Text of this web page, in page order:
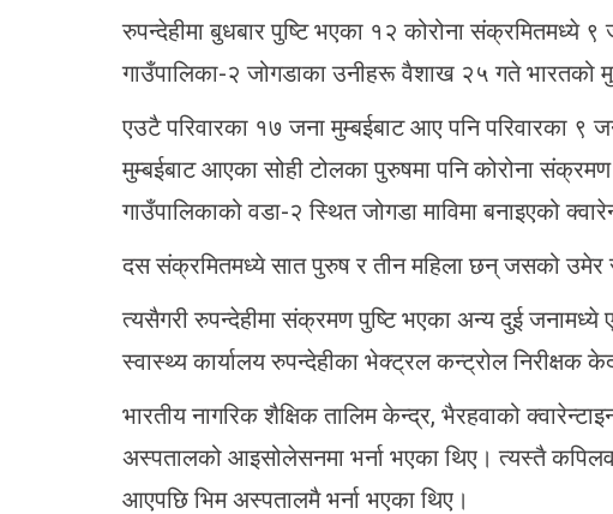
रुपन्देहीमा बुधबार पुष्टि भएका १२ कोरोना संक्रमितमध्ये
गाउँपालिका-२ जोगडाका उनीहरू वैशाख २५ गते भारतको
एउटै परिवारका १७ जना मुम्बईबाट आए पनि परिवारका ९
मुम्बईबाट आएका सोही टोलका पुरुषमा पनि कोरोना
गाउँपालिकाको वडा-२ स्थित जोगडा माविमा बनाइएको
दस संक्रमितमध्ये सात पुरुष र तीन महिला छन् जसको उमेर
त्यसैगरी रुपन्देहीमा संक्रमण पुष्टि भएका अन्य दुई
स्वास्थ्य कार्यालय रुपन्देहीका भेक्ट्रल कन्ट्रोल निरीक्षक
भारतीय नागरिक शैक्षिक तालिम केन्द्र, भैरहवाको
अस्पतालको आइसोलेसनमा भर्ना भएका थिए। त्यस्तै
आएपछि भिम अस्पतालमै भर्ना भएका थिए।